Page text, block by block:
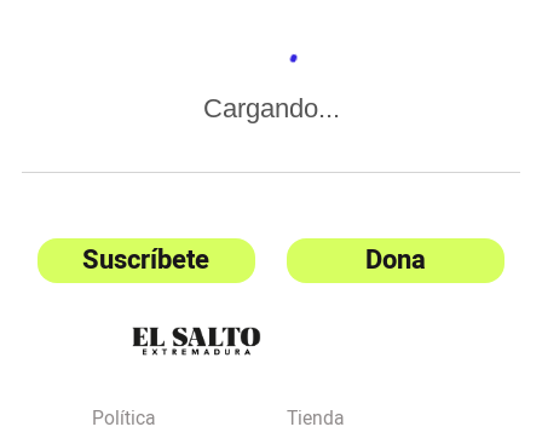
Cargando...
Suscríbete Dona
Política
Tienda